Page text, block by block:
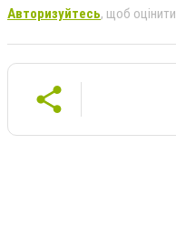
Авторизуйтесь, щоб оцінити